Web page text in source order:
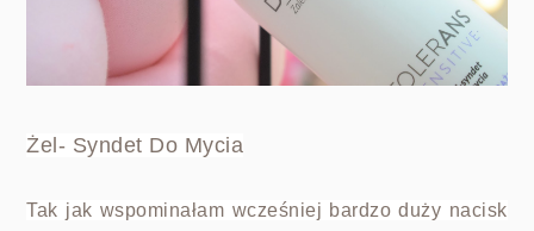
Żel- Syndet Do Mycia
Tak jak wspominałam wcześniej bardzo duży nacisk